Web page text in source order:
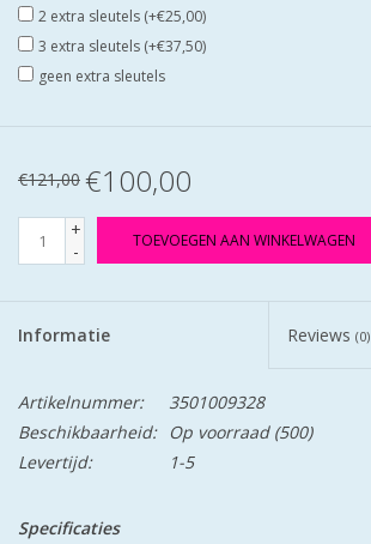
2 extra sleutels (+€25,00)
3 extra sleutels (+€37,50)
geen extra sleutels
€121,00 €100,00
+
-
TOEVOEGEN AAN WINKELWAGEN
Informatie Reviews (0)
Artikelnummer:
3501009328
Beschikbaarheid:
Op voorraad(500)
Levertijd:
1-5
Specificaties